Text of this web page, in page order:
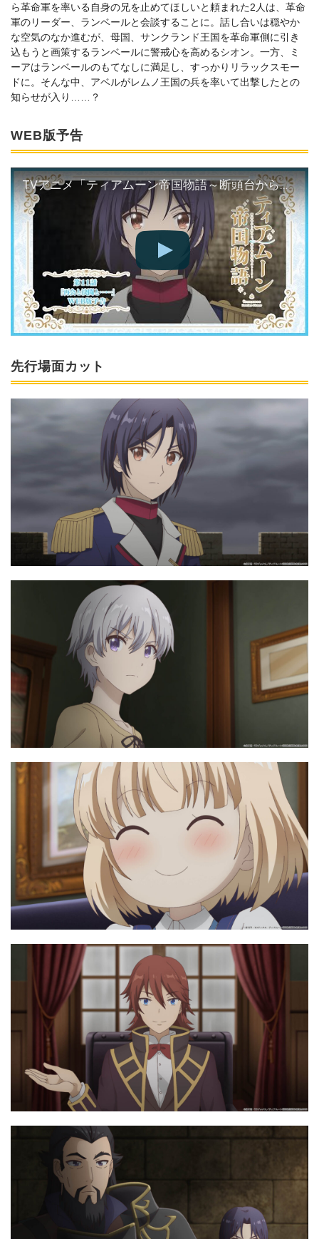
ら革命軍を率いる自身の兄を止めてほしいと頼まれた2人は、革命
軍のリーダー、ランベールと会談することに。話し合いは穏やか
な空気のなか進むが、母国、サンクランド王国を革命軍側に引き
込もうと画策するランベールに警戒心を高めるシオン。一方、ミ
ーアはランベールのもてなしに満足し、すっかりリラックスモー
ドに。そんな中、アベルがレムノ王国の兵を率いて出撃したとの
知らせが入り……？
WEB版予告
TVアニメ「ティアムーン帝国物語～断頭台から始まる、姫の転生逆転ストーリー～」第11話WEB版予告映像｜2023年10月からTOKYO MX、MBS、BS11にて放送中！
先行場面カット